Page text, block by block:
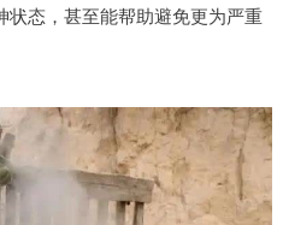
态，甚至能帮助避免更为严重